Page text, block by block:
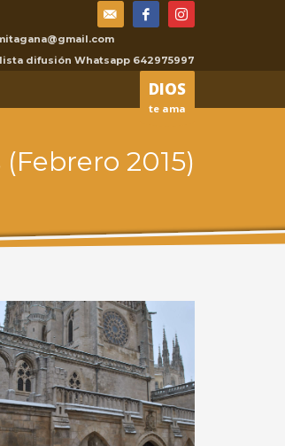
difusión Whatsapp 642975997
DIOS
te ama
2015)